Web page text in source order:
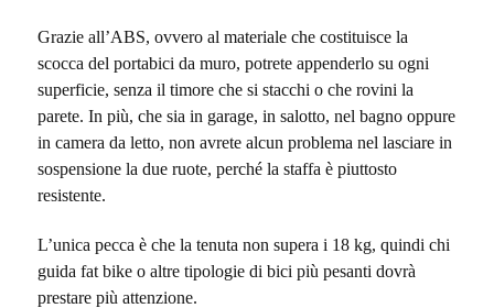
Grazie all’ABS, ovvero al materiale che costituisce la
scocca del portabici da muro, potrete appenderlo su ogni
superficie, senza il timore che si stacchi o che rovini la
parete. In più, che sia in garage, in salotto, nel bagno oppure
in camera da letto, non avrete alcun problema nel lasciare in
sospensione la due ruote, perché la staffa è piuttosto
resistente.
L’unica pecca è che la tenuta non supera i 18 kg, quindi chi
guida fat bike o altre tipologie di bici più pesanti dovrà
prestare più attenzione.